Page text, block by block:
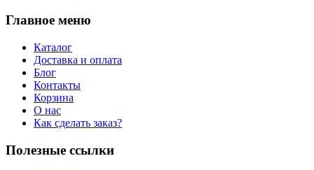
Главное меню
Каталог
Доставка и оплата
Блог
Контакты
Корзина
О нас
Как сделать заказ?
Полезные ссылки